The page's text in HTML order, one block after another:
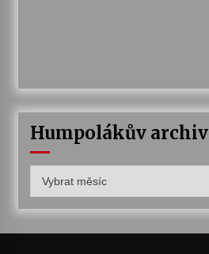
Humpolákův archiv
archiv